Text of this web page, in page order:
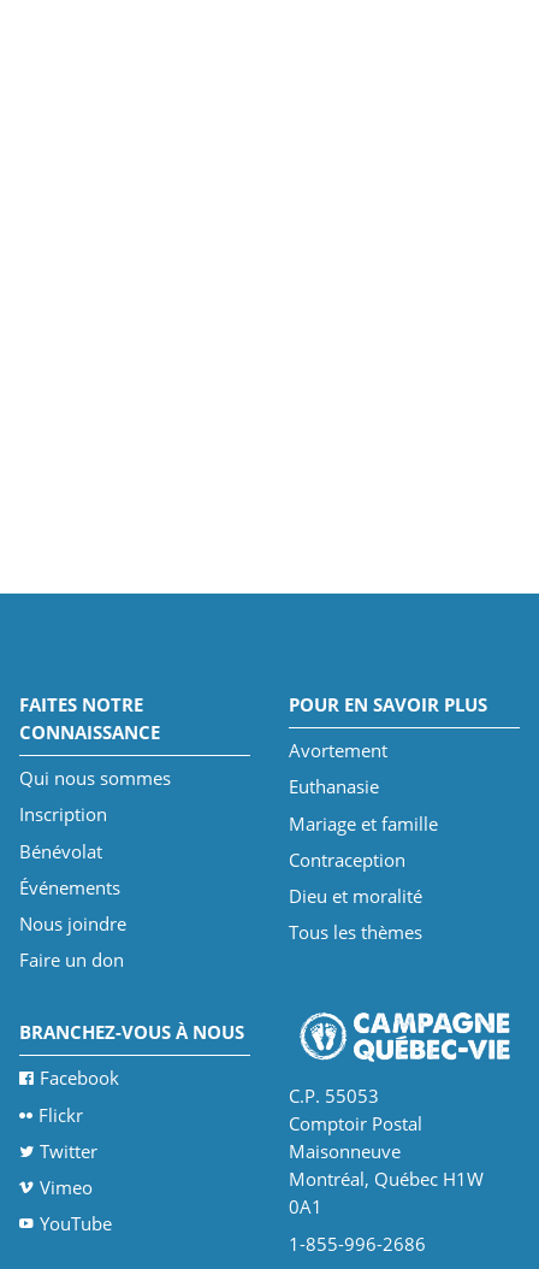
FAITES NOTRE
CONNAISSANCE
Qui nous sommes
Inscription
Bénévolat
Événements
Nous joindre
Faire un don
POUR EN SAVOIR PLUS
Avortement
Euthanasie
Mariage et famille
Contraception
Dieu et moralité
Tous les thèmes
BRANCHEZ-VOUS À NOUS
Facebook
Flickr
Twitter
Vimeo
YouTube
C.P. 55053
Comptoir Postal
Maisonneuve
Montréal, Québec H1W
0A1
1-855-996-2686